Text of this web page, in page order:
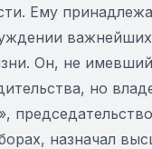
Ему
Он, не
но
назначал